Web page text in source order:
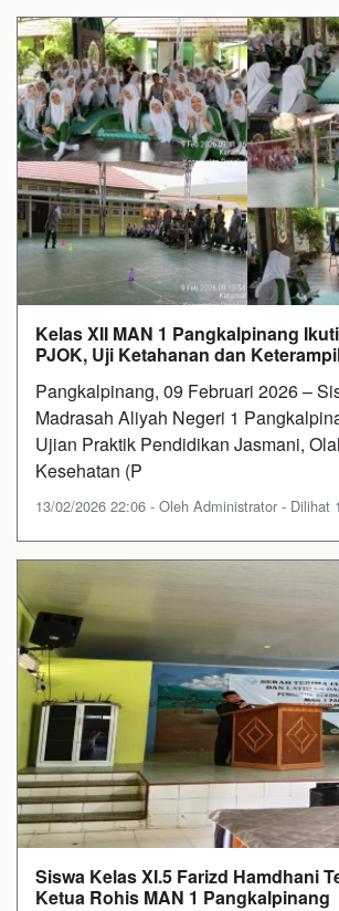
Kelas XII MAN 1 Pangkalpinang
PJOK, Uji Ketahanan dan
Pangkalpinang, 09 Februari 2026 –
Madrasah Aliyah Negeri 1
Ujian Praktik Pendidikan Jasmani,
Kesehatan (P
13/02/2026 22:06 - Oleh Administrator - Dilihat
Siswa Kelas XI.5 Farizd Hamdhani
Ketua Rohis MAN 1 Pangkalpinang